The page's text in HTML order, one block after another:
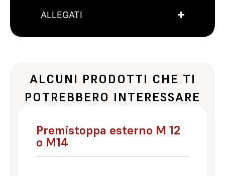
ALLEGATI
ALCUNI PRODOTTI CHE TI
POTREBBERO INTERESSARE
Premistoppa esterno M 12
o M14